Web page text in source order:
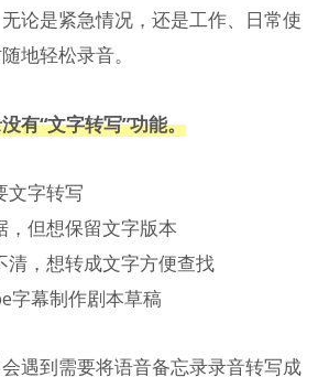
论是紧急情况，还是工作、日常使
地轻松录音。
有“文字转写”功能。
文字转写
，但想保留文字版本
清，想转成文字方便查找
字幕制作剧本草稿
遇到需要将语音备忘录录音转写成